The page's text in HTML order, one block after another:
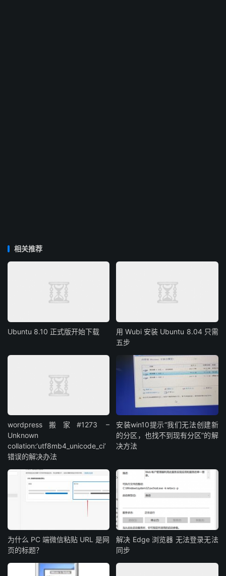
相关推荐
Ubuntu 8.10 正式版开始下载
用 Wubi 安装 Ubuntu 8.04 只需
五步
wordpress搬家#1273 –
Unknown
collation:‘utf8mb4_unicode_ci’
错误的解决办法
安装win10提示“我们无法创建新
的分区，也找不到现有分区”的解
决方法
为什么 PC 端微信粘贴 URL 是网
页的标题？
解决 Edge 浏览器 无法登录无法
同步